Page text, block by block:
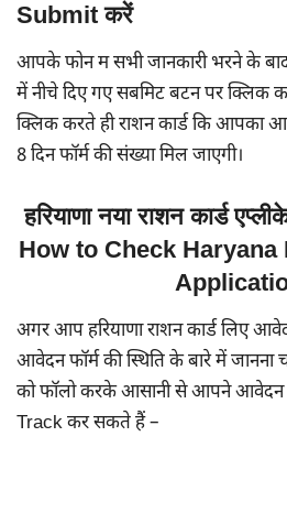
Submit करें
आपके फोन म सभी जानकारी भरने के
में नीचे दिए गए सबमिट बटन पर क्लिक
क्लिक करते ही राशन कार्ड कि आपका
8 दिन फॉर्म की संख्या मिल जाएगी।
हरियाणा नया राशन कार्ड
How to Check Haryana
अगर आप हरियाणा राशन कार्ड लिए
आवेदन फॉर्म की स्थिति के बारे में जानना
को फॉलो करके आसानी से आपने आवेदन
Track कर सकते हैं –